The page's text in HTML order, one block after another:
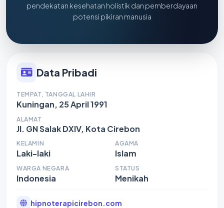
pendekatan kesehatan holistik dan pemberdayaan
potensi pikiran manusia
Data Pribadi
TEMPAT, TANGGAL LAHIR
Kuningan, 25 April 1991
ALAMAT
Jl. GN Salak DXIV, Kota Cirebon
KELAMIN
Laki-laki
AGAMA
Islam
WARGA NEGARA
Indonesia
STATUS
Menikah
hipnoterapicirebon.com